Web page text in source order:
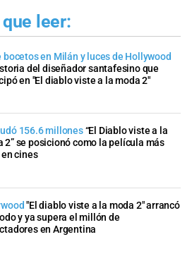
leer:
bocetos en Milán y luces de Hollywood
del diseñador santafesino que
en "El diablo viste a la moda 2"
156.6 millones“El Diablo viste a la
2” se posicionó como la película más
cines
"El diablo viste a la moda 2" arrancó
y ya supera el millón de
en Argentina